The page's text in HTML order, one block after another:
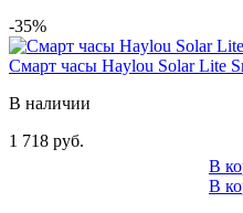
-35%
Смарт часы Haylou Solar Lite
В наличии
1 718 руб.
В
В